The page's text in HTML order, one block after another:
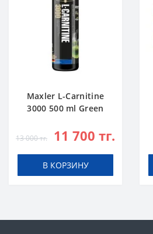
Maxler L-Carnitine
3000 500 ml Green
13 000 тг. 11 700 тг.
В КОРЗИНУ